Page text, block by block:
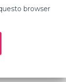
browser